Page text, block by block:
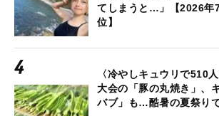
てしまうと…」【2026年
位】
〈冷やしキュウリで510
大会の「豚の丸焼き」、
バブ」も…酷暑の夏祭り